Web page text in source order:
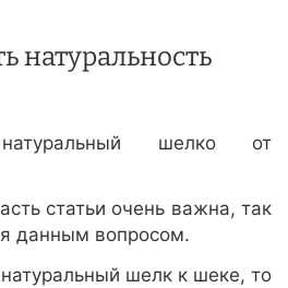
натуральность
шелко от
статьи очень важна, так
данным вопросом.
шелк к шеке, то